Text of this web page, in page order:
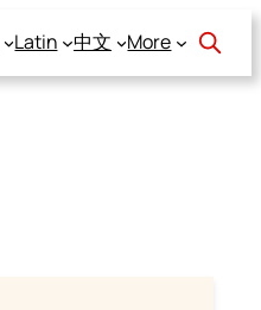
Latin 中文 More